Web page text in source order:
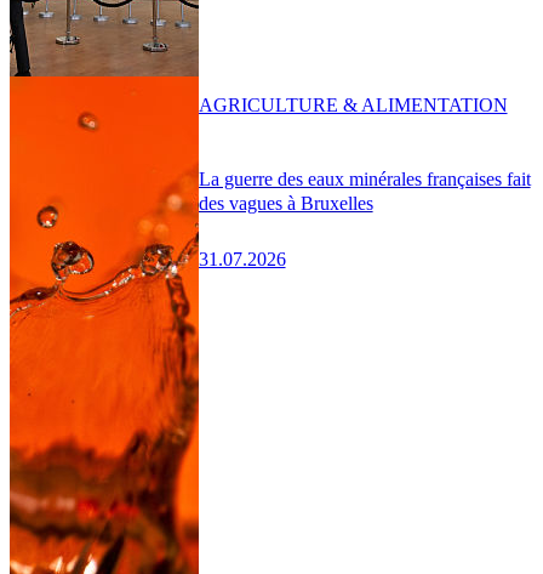
La guerre des eaux minérales françaises fait
des vagues à Bruxelles
31.07.2026
AGRICULTURE & ALIMENTATION